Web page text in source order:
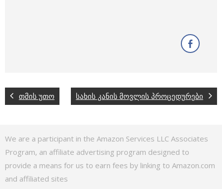
თმის უთო სახის კანის მოვლის პროცედურები
We are a participant in the Amazon Services LLC Associates
Program, an affiliate advertising program designed to
provide a means for us to earn fees by linking to Amazon.com
and affiliated sites